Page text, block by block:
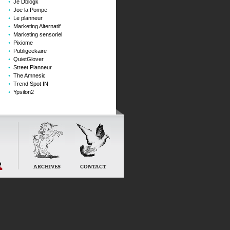
Je Dblogk
Joe la Pompe
Le planneur
Marketing Alternatif
Marketing sensoriel
Pixiome
Publigeekaire
QuietGlover
Street Planneur
The Amnesic
Trend Spot IN
Ypsilon2
ARCHIVES CONTACT